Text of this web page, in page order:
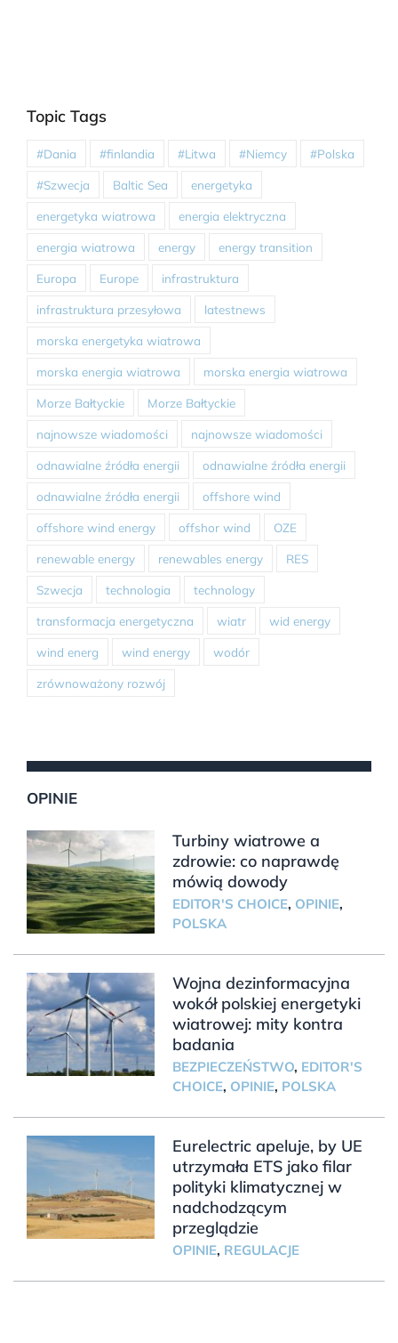
Topic Tags
#Dania #finlandia #Litwa #Niemcy #Polska
#Szwecja Baltic Sea energetyka
energetyka wiatrowa energia elektryczna
energia wiatrowa energy energy transition
Europa Europe infrastruktura
infrastruktura przesyłowa latestnews
morska energetyka wiatrowa
morska energia wiatrowa morska energia wiatrowa
Morze Bałtyckie Morze Bałtyckie
najnowsze wiadomości najnowsze wiadomości
odnawialne źródła energii odnawialne źródła energii
odnawialne źródła energii offshore wind
offshore wind energy offshor wind OZE
renewable energy renewables energy RES
Szwecja technologia technology
transformacja energetyczna wiatr wid energy
wind energ wind energy wodór
zrównoważony rozwój
OPINIE
Turbiny wiatrowe a
zdrowie: co naprawdę
mówią dowody
EDITOR'S CHOICE, OPINIE,
POLSKA
Wojna dezinformacyjna
wokół polskiej energetyki
wiatrowej: mity kontra
badania
BEZPIECZEŃSTWO, EDITOR'S
CHOICE, OPINIE, POLSKA
Eurelectric apeluje, by UE
utrzymała ETS jako filar
polityki klimatycznej w
nadchodzącym
przeglądzie
OPINIE, REGULACJE